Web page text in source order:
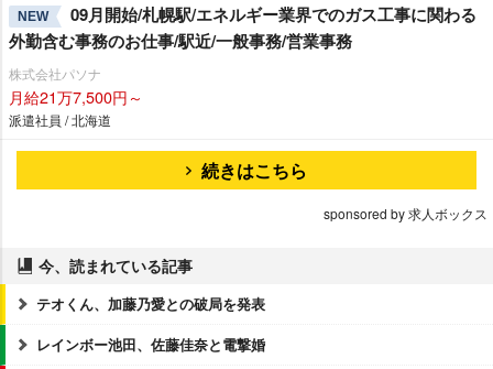
NEW
09月開始/札幌駅/エネルギー業界でのガス工事に関わる
外勤含む事務のお仕事/駅近/一般事務/営業事務
株式会社パソナ
月給21万7,500円～
派遣社員 / 北海道
続きはこちら
sponsored by 求人ボックス
今、読まれている記事
テオくん、加藤乃愛との破局を発表
レインボー池田、佐藤佳奈と電撃婚